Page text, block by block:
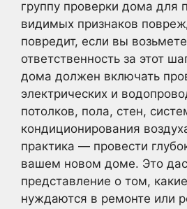
группу проверки дома для
видимых признаков
повредит, если вы
ответственность за этот
дома должен включать
электрических и
потолков, пола, стен,
кондиционирования
практика — провести
вашем новом доме. Это
представление о том,
нуждаются в ремонте или